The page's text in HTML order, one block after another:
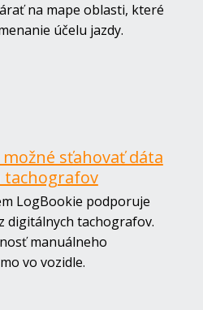
na mape oblasti, které
účelu jazdy.
sťahovať dáta
tachografov
LogBookie podporuje
digitálnych tachografov.
manuálneho
vo vozidle.